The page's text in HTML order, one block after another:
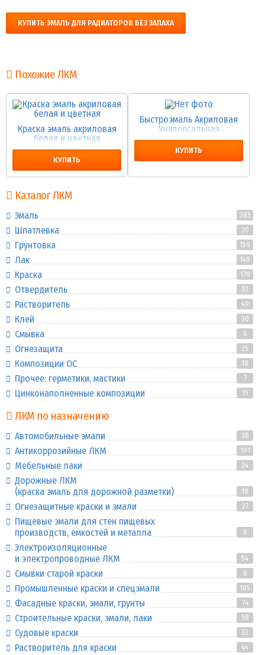
КУПИТЬ ЭМАЛЬ ДЛЯ РАДИАТОРОВ БЕЗ ЗАПАХА
Похожие ЛКМ
Краска эмаль акриловая
белая и цветная
КУПИТЬ
Быстроэмаль Акриловая
Универсальная
КУПИТЬ
Каталог ЛКМ
Эмаль 385
Шпатлевка 30
Грунтовка 159
Лак 149
Краска 178
Отвердитель 33
Растворитель 49
Клей 30
Смывка 6
Огнезащита 25
Композиции ОС 18
Прочее: герметики, мастики 7
Цинконаполненные композиции 15
ЛКМ по назначению
Автомобильные эмали 38
Антикоррозийные ЛКМ 191
Мебельные лаки 24
Дорожные ЛКМ
(краска эмаль для дорожной разметки)
18
Огнезащитные краски и эмали 27
Пищевые эмали для стен пищевых
производств, емкостей и металла
6
Электроизоляционные
и электропроводные ЛКМ
54
Смывки старой краски 6
Промышленные краски и спецэмали 185
Фасадные краски, эмали, грунты 74
Строительные краски, эмали, лаки 58
Судовые краски 32
Растворитель для краски 44